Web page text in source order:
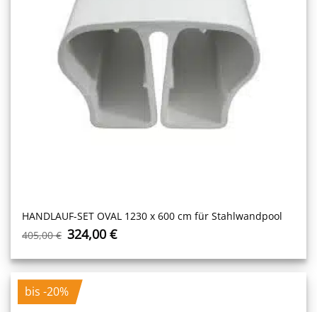
HANDLAUF-SET OVAL 1230 x 600 cm für Stahlwandpool
405,00€ Ursprünglicher
Preis
war:
405,00 €
324,00€Aktueller
ist:
324,00 €.
bis -20%